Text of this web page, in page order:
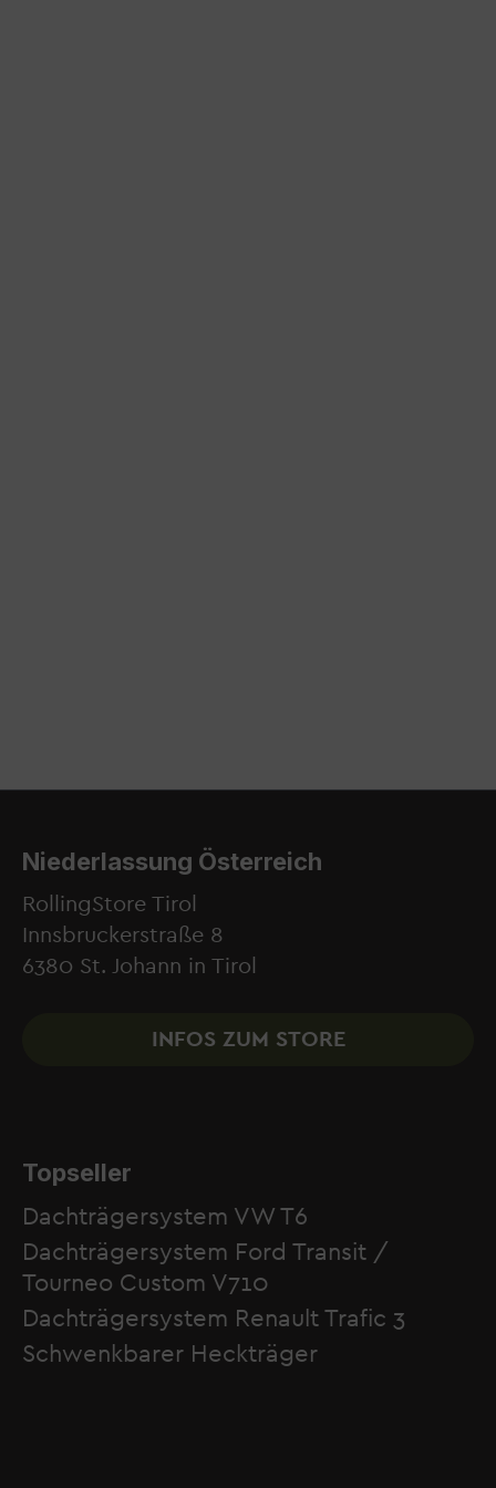
Niederlassung Österreich
RollingStore Tirol
Innsbruckerstraße 8
6380 St. Johann in Tirol
INFOS ZUM STORE
Topseller
Dachträgersystem VW T6
Dachträgersystem Ford Transit /
Tourneo Custom V710
Dachträgersystem Renault Trafic 3
Schwenkbarer Heckträger